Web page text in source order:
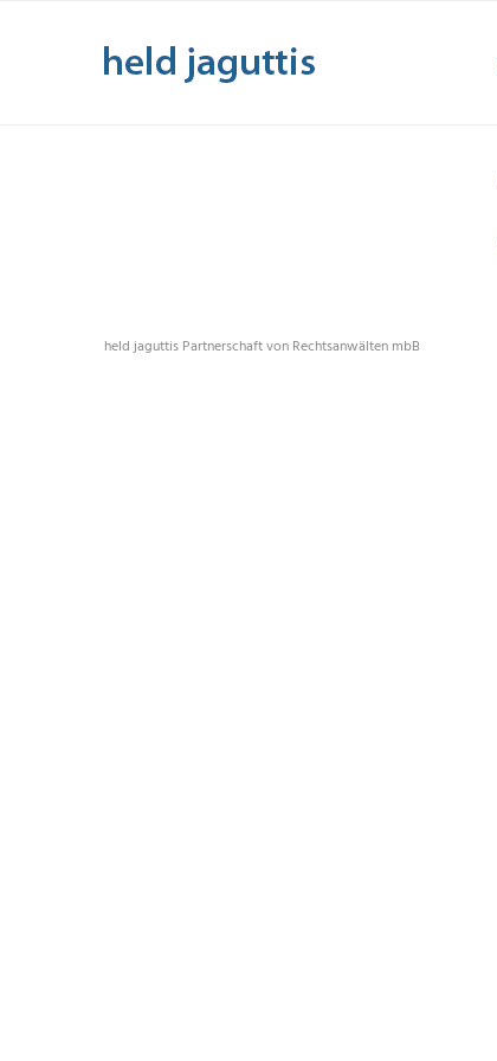
held jaguttis Partnerschaft von Rechtsanwälten mbB